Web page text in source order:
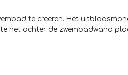
te creëren. Het
net achter de zwembadwand